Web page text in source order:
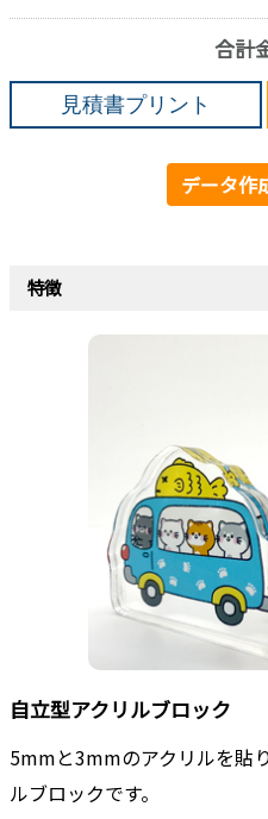
合計
見積書プリント
データ
特徴
自立型アクリルブロック
5mmと3mmのアクリルを貼
ルブロックです。